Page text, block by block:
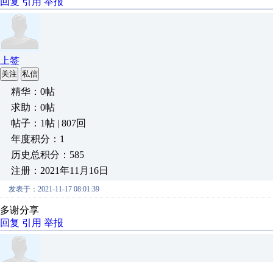
上签
关注 私信
精华：0帖
求助：0帖
帖子：1帖 | 807回
年度积分：1
历史总积分：585
注册：2021年11月16日
发表于：2021-11-17 08:01:39
多谢分享
回复 引用 举报